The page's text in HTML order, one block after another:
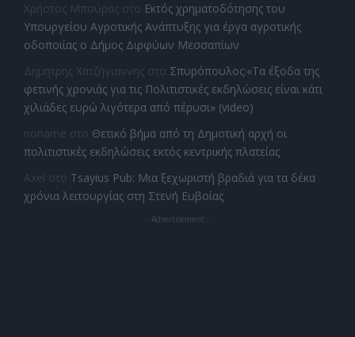
Χρήστος Μπούρας στο Εκτός χρηματοδότησης του
Υπουργείου Αγροτικής Ανάπτυξης για έργα αγροτικής
οδοποιίας ο Δήμος Διρφύων Μεσσαπίων
Δημητρης Χατζηγιαννης στο Σπυρόπουλος:«Τα έξοδα της
φετινής χρονιάς για τις Πολιτιστικές εκδηλώσεις είναι κάτι
χιλιάδες ευρώ λιγότερα από πέρυσι» (video)
noname στο Θετικό βήμα από τη Δημοτική αρχή οι
πολιτιστικές εκδηλώσεις εκτός κεντρικής πλατείας
Axel στο Tsayius Pub: Μια ξεχωριστή βραδιά για τα δέκα
χρόνια λειτουργίας στη Στενή Ευβοίας
- Advertisement -